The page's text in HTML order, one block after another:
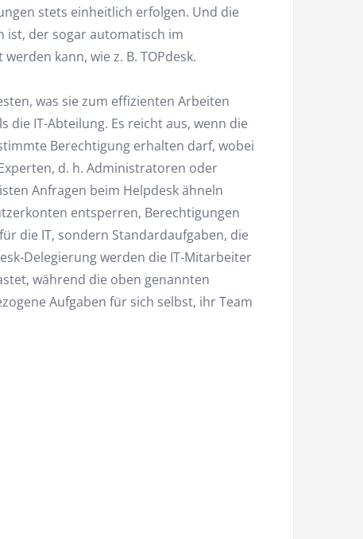
stets einheitlich erfolgen. Und die
ist, der sogar automatisch im
kann, wie z. B. TOPdesk.
was sie zum effizienten Arbeiten
die IT-Abteilung. Es reicht aus, wenn die
Berechtigung erhalten darf, wobei
d. h. Administratoren oder
Anfragen beim Helpdesk ähneln
entsperren, Berechtigungen
die IT, sondern Standardaufgaben, die
Delegierung werden die IT-Mitarbeiter
während die oben genannten
Aufgaben für sich selbst, ihr Team